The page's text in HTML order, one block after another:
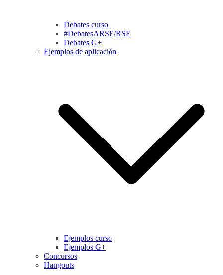
Debates curso
#DebatesARSE/RSE
Debates G+
Ejemplos de aplicación
Ejemplos curso
Ejemplos G+
Concursos
Hangouts